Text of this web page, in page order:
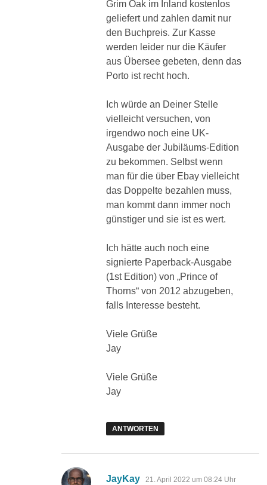
Grim Oak im Inland kostenlos
geliefert und zahlen damit nur
den Buchpreis. Zur Kasse
werden leider nur die Käufer
aus Übersee gebeten, denn das
Porto ist recht hoch.
Ich würde an Deiner Stelle
vielleicht versuchen, von
irgendwo noch eine UK-
Ausgabe der Jubiläums-Edition
zu bekommen. Selbst wenn
man für die über Ebay vielleicht
das Doppelte bezahlen muss,
man kommt dann immer noch
günstiger und sie ist es wert.
Ich hätte auch noch eine
signierte Paperback-Ausgabe
(1st Edition) von „Prince of
Thorns“ von 2012 abzugeben,
falls Interesse besteht.
Viele Grüße
Jay
Viele Grüße
Jay
ANTWORTEN
JayKay sagt:
21. April 2022 um 08:24 Uhr